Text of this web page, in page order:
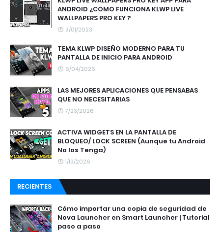
ANDROID ¿COMO FUNCIONA KLWP LIVE
WALLPAPERS PRO KEY ?
3/01/2023
TEMA KLWP DISEÑO MODERNO PARA TU
PANTALLA DE INICIO PARA ANDROID
6/04/2026
LAS MEJORES APLICACIONES QUE PENSABAS
QUE NO NECESITARIAS
7/23/2026
ACTIVA WIDGETS EN LA PANTALLA DE
BLOQUEO/ LOCK SCREEN (Aunque tu Android
No los Tenga)
1/13/2026
RECIENTES
Cómo importar una copia de seguridad de
Nova Launcher en Smart Launcher | Tutorial
paso a paso